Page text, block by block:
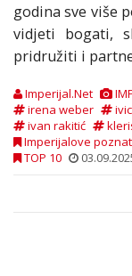
godina sve više
vidjeti bogati,
pridružiti i
Imperijal.Net
irena weber
ivan rakitić
Imperijalove
TOP 10